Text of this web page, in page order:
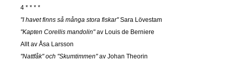
4 * * * *
"I havet finns så många stora fiskar"Sara Lövestam
"Kapten Corellis mandolin"av Louis de Berniere
Allt av Åsa Larsson
"Nattfåk" och "Skumtimmen"av Johan Theorin